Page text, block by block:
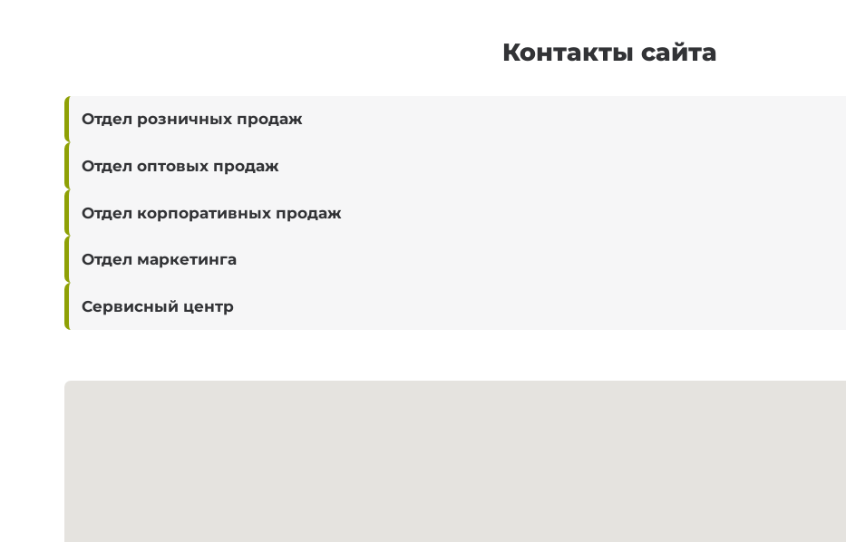
Контакты сайта
Отдел розничных продаж
Отдел оптовых продаж
Отдел корпоративных продаж
Отдел маркетинга
Сервисный центр